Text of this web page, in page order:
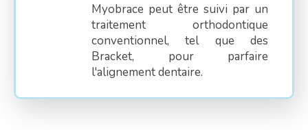
Myobrace peut être suivi par un
traitement orthodontique
conventionnel, tel que des
Bracket, pour parfaire
l'alignement dentaire.